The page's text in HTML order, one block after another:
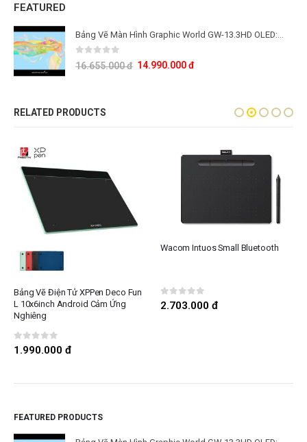
FEATURED
0 out of 5
16.655.000đ 14.990.000đ
RELATED PRODUCTS
Bảng Vẽ Điện Tử XPPen Deco Fun
L 10x6inch Android Cảm Ứng
Nghiêng
0 out of 5
1.990.000 đ
Wacom Intuos Small Bluetooth
0out of 5
2.703.000 đ
FEATURED PRODUCTS